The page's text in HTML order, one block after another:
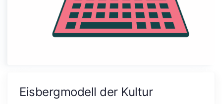
Eisbergmodell der Kultur